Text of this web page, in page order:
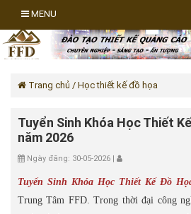
MENU
Trang chủ / Học thiết kế đồ họa
Tuyển Sinh Khóa Học Thiết
năm 2026
Ngày đăng: 30-05-2026 |
Tuyển Sinh Khóa Học Thiết Kế Đồ
Trung Tâm FFD. Trong thời đại công